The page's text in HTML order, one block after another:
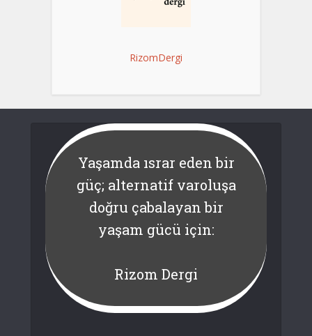
RizomDergi
Yaşamda ısrar eden bir
güç; alternatif varoluşa
doğru çabalayan bir
yaşam gücü için:
Rizom Dergi